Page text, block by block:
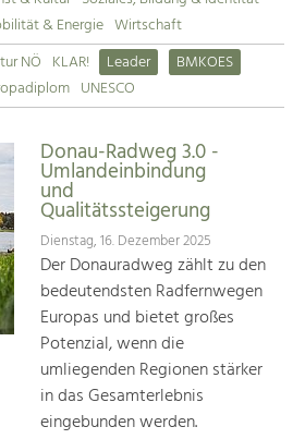
und Forschung.
&
und
Verkehr und
& Energie Wirtschaft
NÖ KLAR! Leader
BMKOES
UNESCO
Donau-Radweg 3.0 -
Umlandeinbindung
und
Qualitätssteigerung
Dienstag, 16. Dezember 2025
Der Donauradweg zählt zu den
bedeutendsten Radfernwegen
Europas und bietet großes
Potenzial, wenn die
umliegenden Regionen stärker
in das Gesamterlebnis
eingebunden werden.